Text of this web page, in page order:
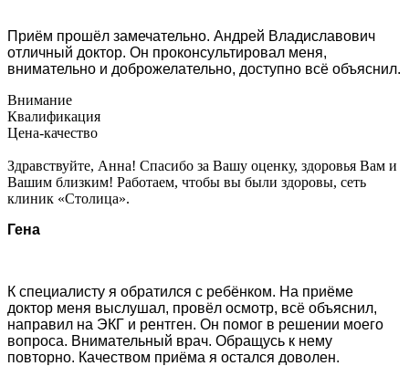
Приём прошёл замечательно. Андрей Владиславович
отличный доктор. Он проконсультировал меня,
внимательно и доброжелательно, доступно всё объяснил.
Внимание
Квалификация
Цена-качество
Здравствуйте, Анна! Спасибо за Вашу оценку, здоровья Вам и
Вашим близким! Работаем, чтобы вы были здоровы, сеть
клиник «Столица».
Гена
К специалисту я обратился с ребёнком. На приёме
доктор меня выслушал, провёл осмотр, всё объяснил,
направил на ЭКГ и рентген. Он помог в решении моего
вопроса. Внимательный врач. Обращусь к нему
повторно. Качеством приёма я остался доволен.